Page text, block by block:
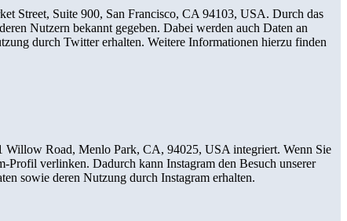
Street, Suite 900, San Francisco, CA 94103, USA. Durch das
Nutzern bekannt gegeben. Dabei werden auch Daten an
durch Twitter erhalten. Weitere Informationen hierzu finden
Willow Road, Menlo Park, CA, 94025, USA integriert. Wenn Sie
verlinken. Dadurch kann Instagram den Besuch unserer
sowie deren Nutzung durch Instagram erhalten.